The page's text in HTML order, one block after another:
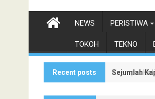
NEWS PERISTIWA
TOKOH TEKNO
Recent posts Sejumlah
Keempat